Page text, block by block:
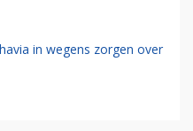
in wegens zorgen over